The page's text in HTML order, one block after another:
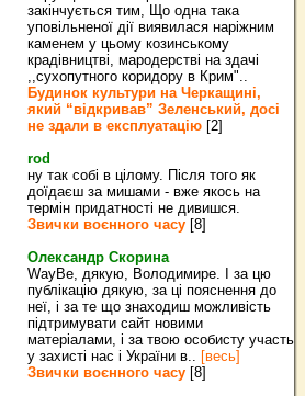
закінчується тим, Що одна така
уповільненої дії виявилася наріжним
каменем у цьому козинському
крадівництві, мародерстві на здачі
,,сухопутного коридору в Крим"..
Будинок культури на Черкащині,
який “відкривав” Зеленський, досі
не здали в експлуатацію [2]
rod
ну так собі в цілому. Після того як
доїдаєш за мишами - вже якось на
термін придатності не дивишся.
Звички воєнного часу [8]
Олександр Скорина
WayBe, дякую, Володимире. І за цю
публікацію дякую, за ці пояснення до
неї, і за те що знаходиш можливість
підтримувати сайт новими
матеріалами, і за твою особисту участь
у захисті нас і України в.. [весь]
Звички воєнного часу [8]